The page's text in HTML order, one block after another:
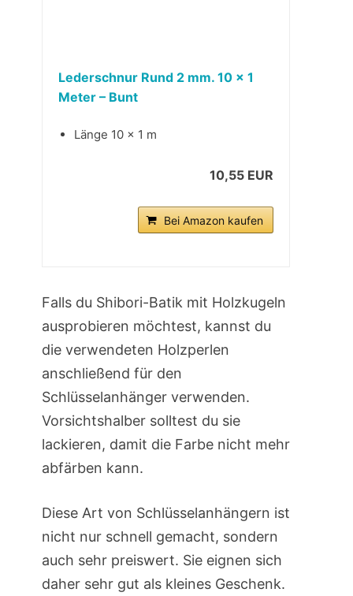
Lederschnur Rund 2 mm. 10 x 1
Meter – Bunt
Länge 10 x 1 m
10,55 EUR
Bei Amazon kaufen
Falls du Shibori-Batik mit Holzkugeln
ausprobieren möchtest, kannst du
die verwendeten Holzperlen
anschließend für den
Schlüsselanhänger verwenden.
Vorsichtshalber solltest du sie
lackieren, damit die Farbe nicht mehr
abfärben kann.
Diese Art von Schlüsselanhängern ist
nicht nur schnell gemacht, sondern
auch sehr preiswert. Sie eignen sich
daher sehr gut als kleines Geschenk.